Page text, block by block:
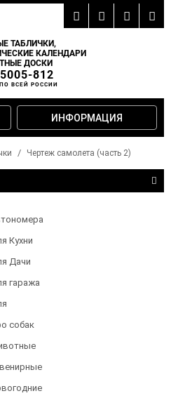
ТАБЛИЧКИ,
КАЛЕНДАРИ
ДОСКИ
812
ВСЕЙ РОССИИ
ИНФОРМАЦИЯ
Чертеж самолета (часть 2)
Кухни
Дачи
гаража
собак